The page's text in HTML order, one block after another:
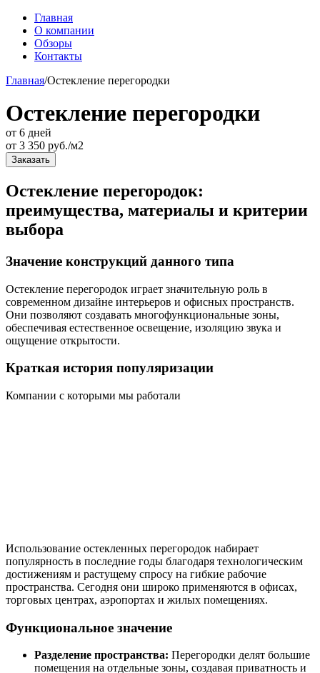
Главная
О компании
Обзоры
Контакты
Главная/Остекление перегородки
Остекление перегородки
от 6 дней
от 3 350 руб./м2
Заказать
Остекление перегородок:
преимущества, материалы и критерии
выбора
Значение конструкций данного типа
Остекление перегородок играет значительную роль в
современном дизайне интерьеров и офисных пространств.
Они позволяют создавать многофункциональные зоны,
обеспечивая естественное освещение, изоляцию звука и
ощущение открытости.
Краткая история популяризации
Компании с которыми мы работали
Использование остекленных перегородок набирает
популярность в последние годы благодаря технологическим
достижениям и растущему спросу на гибкие рабочие
пространства. Сегодня они широко применяются в офисах,
торговых центрах, аэропортах и жилых помещениях.
Функциональное значение
Разделение пространства: Перегородки делят большие
помещения на отдельные зоны, создавая приватность и